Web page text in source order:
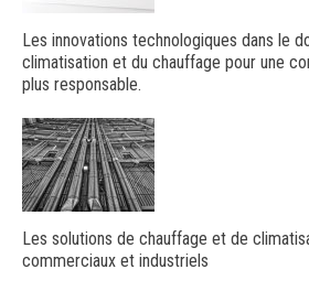
Les innovations technologiques dans le
climatisation et du chauffage pour une
plus responsable.
Les solutions de chauffage et de
commerciaux et industriels